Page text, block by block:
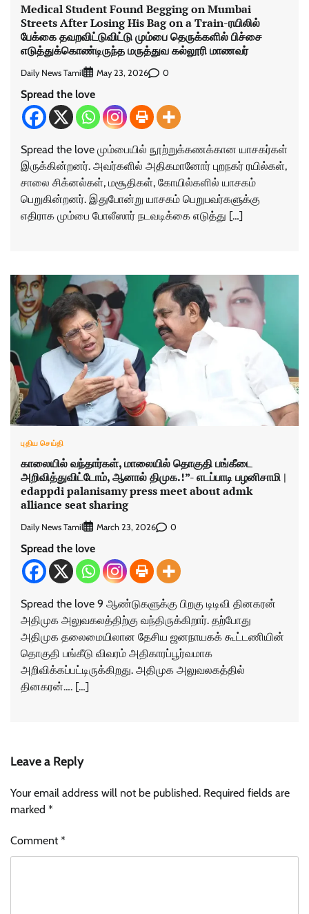
Medical Student Found Begging on Mumbai
Streets After Losing His Bag on a Train-ரயிலில்
பேக்கை தவறவிட்டுவிட்டு மும்பை தெருக்களில் பிச்சை
எடுத்துக்கொண்டிருந்த மருத்துவ கல்லூரி மாணவர்
Daily News Tamil May 23, 2026 0
Spread the love
Spread the love மும்பையில் நூற்றுக்கணக்கான யாசகர்கள்
இருக்கின்றனர். அவர்களில் அதிகமானோர் புறநகர் ரயில்கள்,
சாலை சிக்னல்கள், மசூதிகள், கோயில்களில் யாசகம்
பெறுகின்றனர். இதுபோன்று யாசகம் பெறுபவர்களுக்கு
எதிராக மும்பை போலீஸார் நடவடிக்கை எடுத்து […]
புதிய செய்தி
காலையில் வந்தார்கள், மாலையில் தொகுதி பங்கீடை
அறிவித்துவிட்டோம், ஆனால் திமுக.!”- எடப்பாடி பழனிசாமி |
edappdi palanisamy press meet about admk
alliance seat sharing
Daily News Tamil March 23, 2026 0
Spread the love
Spread the love 9 ஆண்டுகளுக்கு பிறகு டிடிவி தினகரன்
அதிமுக அலுவகலத்திற்கு வந்திருக்கிறார். தற்போது
அதிமுக தலைமையிலான தேசிய ஜனநாயகக் கூட்டணியின்
தொகுதி பங்கீடு விவரம் அதிகாரப்பூர்வமாக
அறிவிக்கப்பட்டிருக்கிறது. அதிமுக அலுவலகத்தில்
தினகரன்…. […]
Leave a Reply
Your email address will not be published. Required fields are
marked *
Comment*